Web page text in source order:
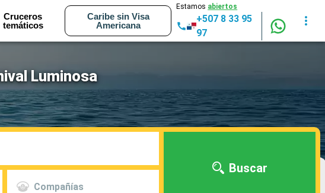
Cruceros
temáticos
Caribe sin Visa
Americana
Estamos abiertos
+507 8 33 95
97
Luminosa
Compañías
Buscar